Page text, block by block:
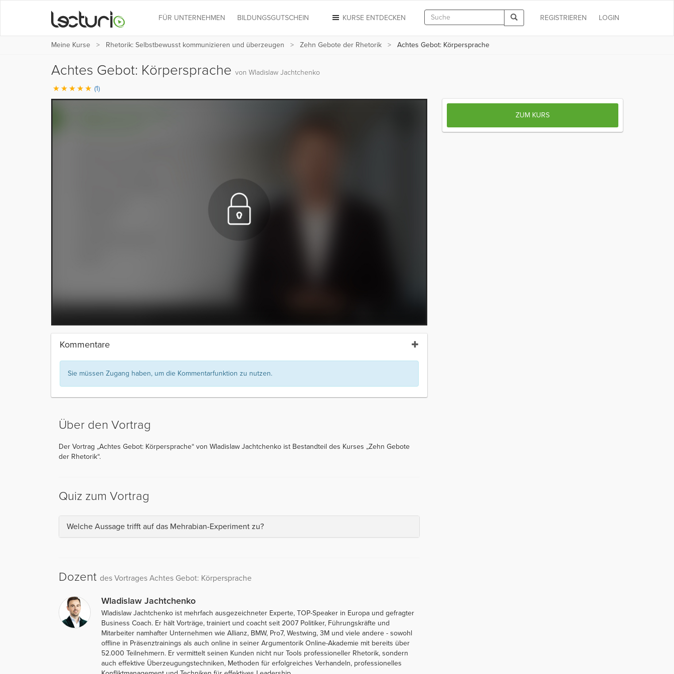
LOGIN
REGISTRIEREN
KURSE ENTDECKEN
FÜR UNTERNEHMEN BILDUNGSGUTSCHEIN
Meine Kurse Rhetorik: Selbstbewusst kommunizieren und überzeugen Zehn Gebote der Rhetorik Achtes Gebot: Körpersprache
Achtes Gebot: Körpersprache von Wladislaw Jachtchenko
(1)
Kommentare
Sie müssen Zugang haben, um die Kommentarfunktion zu nutzen.
Über den Vortrag
Der Vortrag „Achtes Gebot: Körpersprache“ von Wladislaw Jachtchenko ist Bestandteil des Kurses „Zehn Gebote
der Rhetorik“.
Quiz zum Vortrag
Welche Aussage trifft auf das Mehrabian-Experiment zu?
Dozent des Vortrages Achtes Gebot: Körpersprache
Wladislaw Jachtchenko
Wladislaw Jachtchenko ist mehrfach ausgezeichneter Experte, TOP-Speaker in Europa und gefragter
Business Coach. Er hält Vorträge, trainiert und coacht seit 2007 Politiker, Führungskräfte und
Mitarbeiter namhafter Unternehmen wie Allianz, BMW, Pro7, Westwing, 3M und viele andere - sowohl
offline in Präsenztrainings als auch online in seiner Argumentorik Online-Akademie mit bereits über
52.000 Teilnehmern. Er vermittelt seinen Kunden nicht nur Tools professioneller Rhetorik, sondern
auch effektive Überzeugungstechniken, Methoden für erfolgreiches Verhandeln, professionelles
ZUM KURS